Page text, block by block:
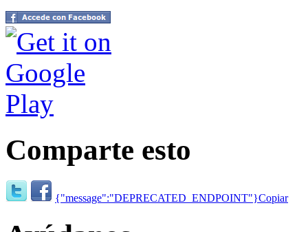
Comparte esto
{"message":"DEPRECATED_ENDPOINT"}Copiar